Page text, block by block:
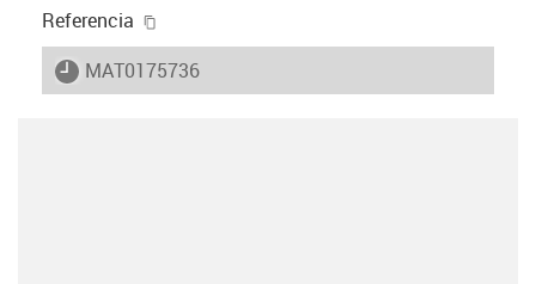
Referencia
igus-icon-lieferzeit
MAT0175736